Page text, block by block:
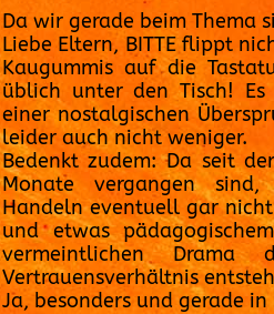
Da wir gerade beim Thema
Liebe Eltern, BITTE flippt
Kaugummis auf die
üblich unter den Tisch!
einer nostalgischen
leider auch nicht weniger.
Bedenkt zudem: Da seit
Monate vergangen
Handeln eventuell gar
und etwas
vermeintlichen
Vertrauensverhältnis
Ja, besonders und gerade